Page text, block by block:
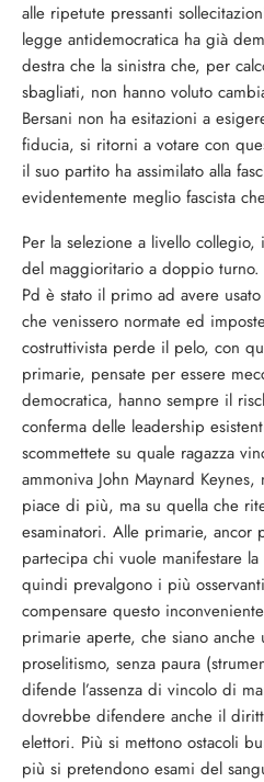
alle ripetute pressanti
legge antidemocratica ha già
destra che la sinistra che, per
sbagliati, non hanno voluto
Bersani non ha esitazioni a
fiducia, si ritorni a votare con
il suo partito ha assimilato alla
evidentemente meglio fascista
Per la selezione a livello
del maggioritario a doppio
Pd è stato il primo ad avere
che venissero normate ed
costruttivista perde il pelo, con
primarie, pensate per essere
democratica, hanno sempre il
conferma delle leadership
scommettete su quale ragazza
ammoniva John Maynard
piace di più, ma su quella che
esaminatori. Alle primarie, ancor
partecipa chi vuole manifestare
quindi prevalgono i più
compensare questo
primarie aperte, che siano anche
proselitismo, senza paura
difende l’assenza di vincolo di
dovrebbe difendere anche il
elettori. Più si mettono ostacoli
più si pretendono esami del